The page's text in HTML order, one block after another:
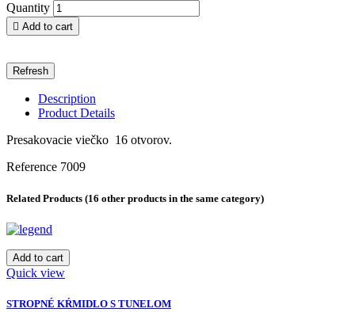
Quantity
 Add to cart
Description
Product Details
Presakovacie viečko 16 otvorov.
Reference 7009
Related Products (16 other products in the same category)
Add to cart
Quick view
STROPNÉ KŔMIDLO S TUNELOM